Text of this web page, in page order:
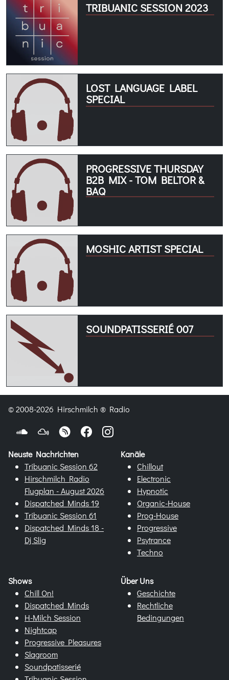
TRIBUANIC SESSION 2023
LOST LANGUAGE LABEL
SPECIAL
PROGRESSIVE THURSDAY
B2B MIX - TOM BELTOR &
BAQ
MOSHIC ARTIST SPECIAL
SOUNDPATISSERIÉ 007
© 2008-2026 Hirschmilch ® Radio
Neuste Nachrichten
Tribuanic Session 62
Hirschmilch Radio
Flugplan - August 2026
Dispatched Minds 19
Tribuanic Session 61
Dispatched Minds 18 -
Dj Slig
Kanäle
Chillout
Electronic
Hypnotic
Organic-House
Prog-House
Progressive
Psytrance
Techno
Shows
Chill On!
Dispatched Minds
H-Milch Session
Nightcap
Progressive Pleasures
Slagroom
Soundpatisserié
Über Uns
Geschichte
Rechtliche
Bedingungen